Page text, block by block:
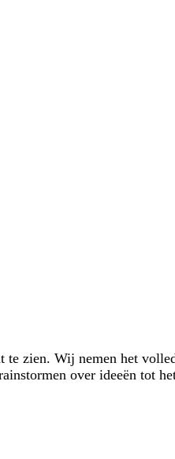
te zien. Wij nemen het
over ideeën tot